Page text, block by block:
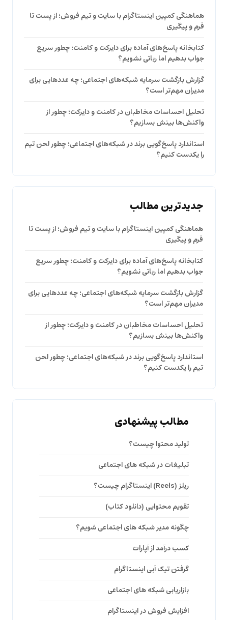
هماهنگی کمپین اینستاگرام با سایت و تیم فروش؛ از پست تا
فرم و پیگیری
کتابخانه پاسخ‌های آماده برای دایرکت و کامنت؛ چطور سریع
جواب بدهیم اما رباتی نشویم؟
گزارش بازگشت سرمایه شبکه‌های اجتماعی؛ چه عددهایی برای
مدیران مهم‌تر است؟
تحلیل احساسات مخاطبان در کامنت و دایرکت؛ چطور از
واکنش‌ها بینش بسازیم؟
استاندارد پاسخ‌گویی برند در شبکه‌های اجتماعی؛ چطور لحن تیم
را یکدست کنیم؟
جدیدترین مطالب
هماهنگی کمپین اینستاگرام با سایت و تیم فروش؛ از پست تا
فرم و پیگیری
کتابخانه پاسخ‌های آماده برای دایرکت و کامنت؛ چطور سریع
جواب بدهیم اما رباتی نشویم؟
گزارش بازگشت سرمایه شبکه‌های اجتماعی؛ چه عددهایی برای
مدیران مهم‌تر است؟
تحلیل احساسات مخاطبان در کامنت و دایرکت؛ چطور از
واکنش‌ها بینش بسازیم؟
استاندارد پاسخ‌گویی برند در شبکه‌های اجتماعی؛ چطور لحن
تیم را یکدست کنیم؟
مطالب پیشنهادی
تولید محتوا چیست؟
تبلیغات در شبکه های اجتماعی
ریلز (Reels) اینستاگرام چیست؟
تقویم محتوایی (دانلود کتاب)
چگونه مدیر شبکه های اجتماعی شویم؟
کسب درآمد از آپارات
گرفتن تیک آبی اینستاگرام
بازاریابی شبکه های اجتماعی
افزایش فروش در اینستاگرام